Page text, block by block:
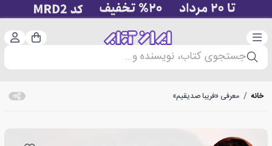
دسته‌بندی سبد
جستجوی کتاب، نویسنده و...
خانه / معرفی «فریبا صدیقیم»